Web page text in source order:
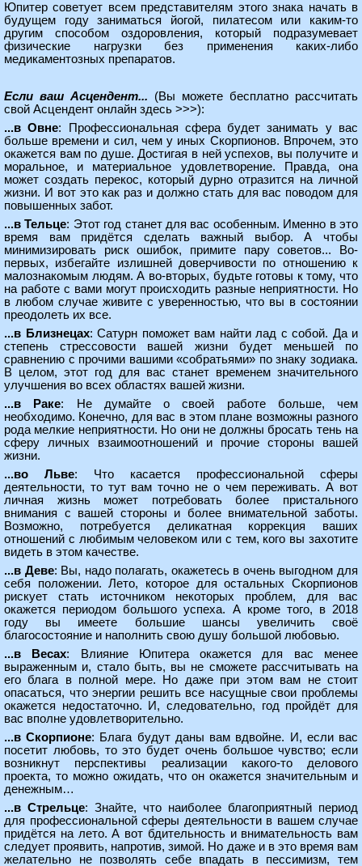
Юпитер советует всем представителям этого знака начать в
будущем году заниматься йогой, пилатесом или каким-то
другим способом оздоровления, который подразумевает
физические нагрузки без применения каких-либо
медикаментозных препаратов.
Если ваш Асцендент... (Вы можете бесплатно рассчитать
свой Асцендент онлайн здесь >>>):
...в Овне: Профессиональная сфера будет занимать у вас
больше времени и сил, чем у иных Скорпионов. Впрочем, это
окажется вам по душе. Достигая в ней успехов, вы получите и
моральное, и материальное удовлетворение. Правда, она
может создать перекос, который дурно отразится на личной
жизни. И вот это как раз и должно стать для вас поводом для
повышенных забот.
...в Тельце: Этот год станет для вас особенным. Именно в это
время вам придётся сделать важный выбор. А чтобы
минимизировать риск ошибок, примите пару советов... Во-
первых, избегайте излишней доверчивости по отношению к
малознакомым людям. А во-вторых, будьте готовы к тому, что
на работе с вами могут происходить разные неприятности. Но
в любом случае живите с уверенностью, что вы в состоянии
преодолеть их все.
...в Близнецах: Сатурн поможет вам найти лад с собой. Да и
степень стрессовости вашей жизни будет меньшей по
сравнению с прочими вашими «собратьями» по знаку зодиака.
В целом, этот год для вас станет временем значительного
улучшения во всех областях вашей жизни.
...в Раке: Не думайте о своей работе больше, чем
необходимо. Конечно, для вас в этом плане возможны разного
рода мелкие неприятности. Но они не должны бросать тень на
сферу личных взаимоотношений и прочие стороны вашей
жизни.
...во Льве: Что касается профессиональной сферы
деятельности, то тут вам точно не о чем переживать. А вот
личная жизнь может потребовать более пристального
внимания с вашей стороны и более внимательной заботы.
Возможно, потребуется деликатная коррекция ваших
отношений с любимым человеком или с тем, кого вы захотите
видеть в этом качестве.
...в Деве: Вы, надо полагать, окажетесь в очень выгодном для
себя положении. Лето, которое для остальных Скорпионов
рискует стать источником некоторых проблем, для вас
окажется периодом большого успеха. А кроме того, в 2018
году вы имеете большие шансы увеличить своё
благосостояние и наполнить свою душу большой любовью.
...в Весах: Влияние Юпитера окажется для вас менее
выраженным и, стало быть, вы не сможете рассчитывать на
его блага в полной мере. Но даже при этом вам не стоит
опасаться, что энергии решить все насущные свои проблемы
окажется недостаточно. И, следовательно, год пройдёт для
вас вполне удовлетворительно.
...в Скорпионе: Блага будут даны вам вдвойне. И, если вас
посетит любовь, то это будет очень большое чувство; если
возникнут перспективы реализации какого-то делового
проекта, то можно ожидать, что он окажется значительным и
денежным…
...в Стрельце: Знайте, что наиболее благоприятный период
для профессиональной сферы деятельности в вашем случае
придётся на лето. А вот бдительность и внимательность вам
следует проявить, напротив, зимой. Но даже и в это время вам
желательно не позволять себе впадать в пессимизм, тем